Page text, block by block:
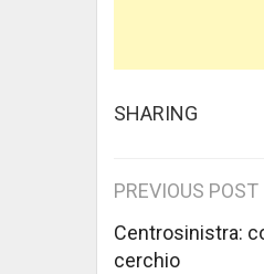
SHARING
Post
PREVIOUS POST
Centrosinistra:
cerchio